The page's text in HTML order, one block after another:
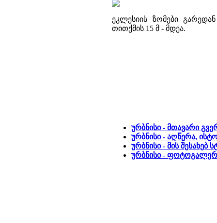
ეკლესიის ზომები
თითქმის 15 მ - მდეა.
ურბნისი - მთავარი
ურბნისი - აღწერა,
ურბნისი - მის შესახებ
ურბნისი -